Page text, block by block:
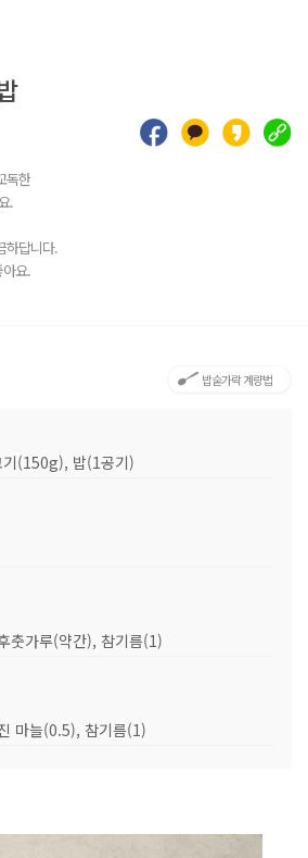
독한
.
하답니다.
요.
밥숟가락 계량법
(150g), 밥(1공기)
춧가루(약간), 참기름(1)
마늘(0.5), 참기름(1)